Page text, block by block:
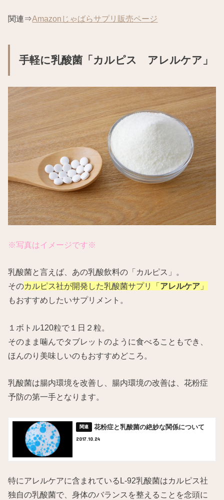
関連⇒Amazonじゃばらサプリ販売ページ
手軽に乳酸菌「カルピス アレルケア」
※写真はイメージです※
乳酸菌と言えば、あの乳酸飲料の「カルピス」。
そのカルピス社が開発した乳酸菌サプリ「 アレルケア 」
もおすすめしたいサプリメント。
１ボトル120粒で１日２粒。
そのまま噛んでタブレットのように食べることもでき、
ほんのり美味しいのもおすすめどころ。
乳酸菌は腸内環境を改善し、腸内環境の改善は、花粉症
予防の第一手となります。
花粉症と乳酸菌の絶妙な関係について
2017.10.24
特にアレルケアに含まれているL-92乳酸菌はカルピス社
独自の乳酸菌で、身体のバランスを整えることを念頭に